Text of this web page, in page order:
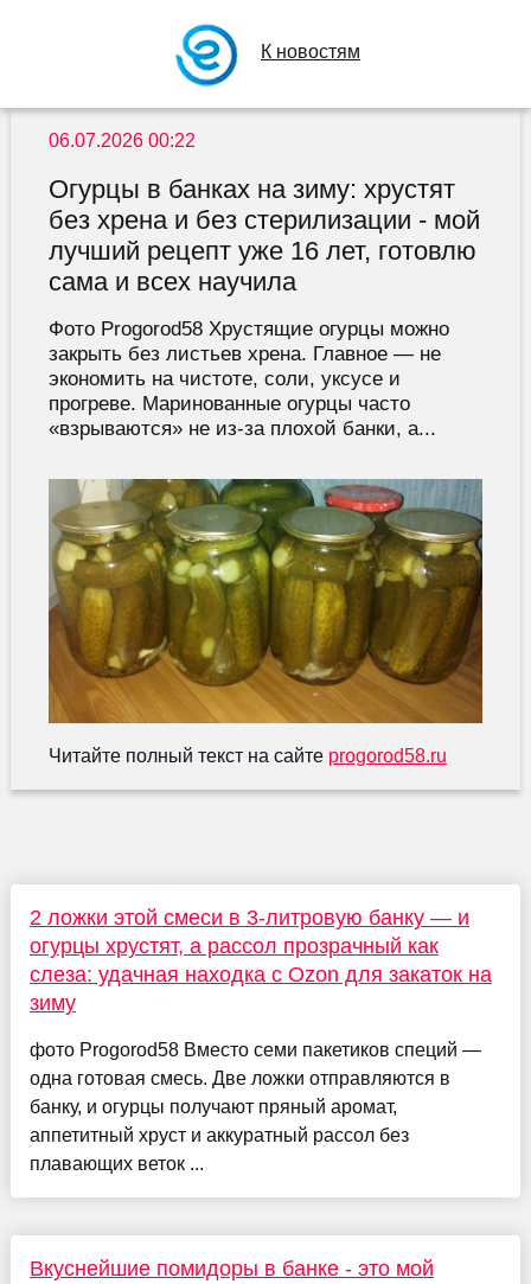
К новостям
06.07.2026 00:22
Огурцы в банках на зиму: хрустят
без хрена и без стерилизации - мой
лучший рецепт уже 16 лет, готовлю
сама и всех научила
Фото Progorod58 Хрустящие огурцы можно
закрыть без листьев хрена. Главное — не
экономить на чистоте, соли, уксусе и
прогреве. Маринованные огурцы часто
«взрываются» не из-за плохой банки, а...
Читайте полный текст на сайте progorod58.ru
2 ложки этой смеси в 3-литровую банку — и
огурцы хрустят, а рассол прозрачный как
слеза: удачная находка с Ozon для закаток на
зиму
фото Progorod58 Вместо семи пакетиков специй —
одна готовая смесь. Две ложки отправляются в
банку, и огурцы получают пряный аромат,
аппетитный хруст и аккуратный рассол без
плавающих веток ...
Вкуснейшие помидоры в банке - это мой